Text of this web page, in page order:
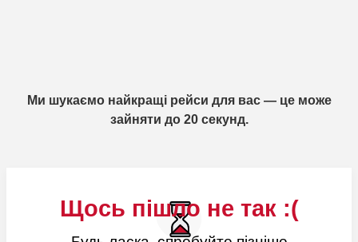
Щось пішло не так :(
Ми шукаємо найкращі рейси для вас — це може
зайняти до 20 секунд.